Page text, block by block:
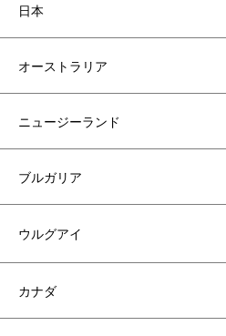
日本
オーストラリア
ニュージーランド
ブルガリア
ウルグアイ
カナダ